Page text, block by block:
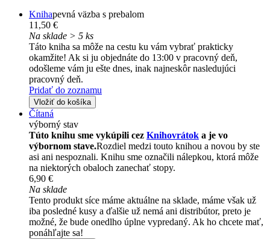
Knihapevná väzba s prebalom
11,50 €
Na sklade > 5 ks
Táto kniha sa môže na cestu ku vám vybrať prakticky
okamžite! Ak si ju objednáte do 13:00 v pracovný deň,
odošleme vám ju ešte dnes, inak najneskôr nasledujúci
pracovný deň.
Pridať do zoznamu
Vložiť do košíka
Čítaná
výborný stav
Túto knihu sme vykúpili cez Knihovrátok a je vo
výbornom stave.Rozdiel medzi touto knihou a novou by ste
asi ani nespoznali. Knihu sme označili nálepkou, ktorá môže
na niektorých obaloch zanechať stopy.
6,90 €
Na sklade
Tento produkt síce máme aktuálne na sklade, máme však už
iba posledné kusy a ďalšie už nemá ani distribútor, preto je
možné, že bude onedlho úplne vypredaný. Ak ho chcete mať,
ponáhľajte sa!